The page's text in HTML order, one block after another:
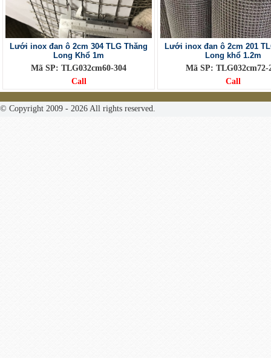
Lưới inox đan ô 2cm 304 TLG Thăng
Long Khổ 1m
Mã SP: TLG032cm60-304
Call
Lưới inox đan ô 2cm 201
Long khổ 1.2m
Mã SP: TLG032cm72-
Call
© Copyright 2009 - 2026 All rights reserved.